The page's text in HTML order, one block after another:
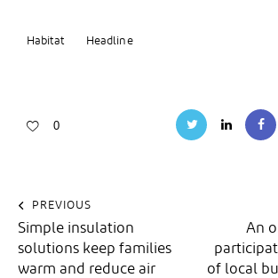
Habitat Headline
0
PREVIOUS
Simple insulation
solutions keep families
warm and reduce air
An
of local